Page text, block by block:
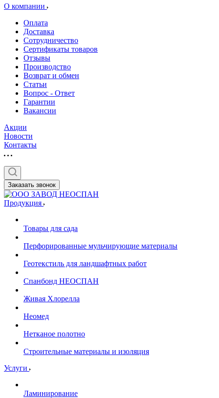
О компании
Оплата
Доставка
Сотрудничество
Сертификаты товаров
Отзывы
Производство
Возврат и обмен
Статьи
Вопрос - Ответ
Гарантии
Вакансии
Акции
Новости
Контакты
Заказать звонок
Продукция
Товары для сада
Перфорированные мульчирующие материалы
Геотекстиль для ландшафтных работ
Спанбонд НЕОСПАН
Живая Хлорелла
Нeомед
Нетканое полотно
Строительные материалы и изоляция
Услуги
Ламинирование